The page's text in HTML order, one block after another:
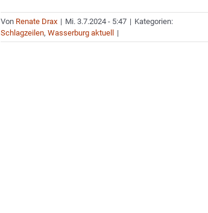
Von Renate Drax | Mi. 3.7.2024 - 5:47 | Kategorien:
Schlagzeilen,Wasserburg aktuell |